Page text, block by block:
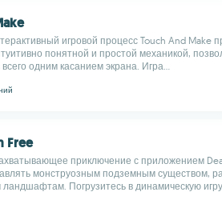
игровой процесс Touch And Make
понятной и простой механикой,
одним касанием экрана. Игра...
Free
приключение с приложением
монструозным подземным существом,
Погрузитесь в динамическую